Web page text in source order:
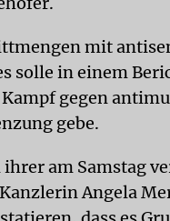
mit
solle in einem
gegen
gebe.
am Samstag
Angela